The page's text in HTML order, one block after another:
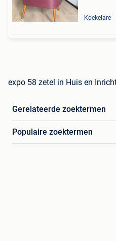
Koekelare
expo 58 zetel in Huis en
Gerelateerde zoektermen
Populaire zoektermen